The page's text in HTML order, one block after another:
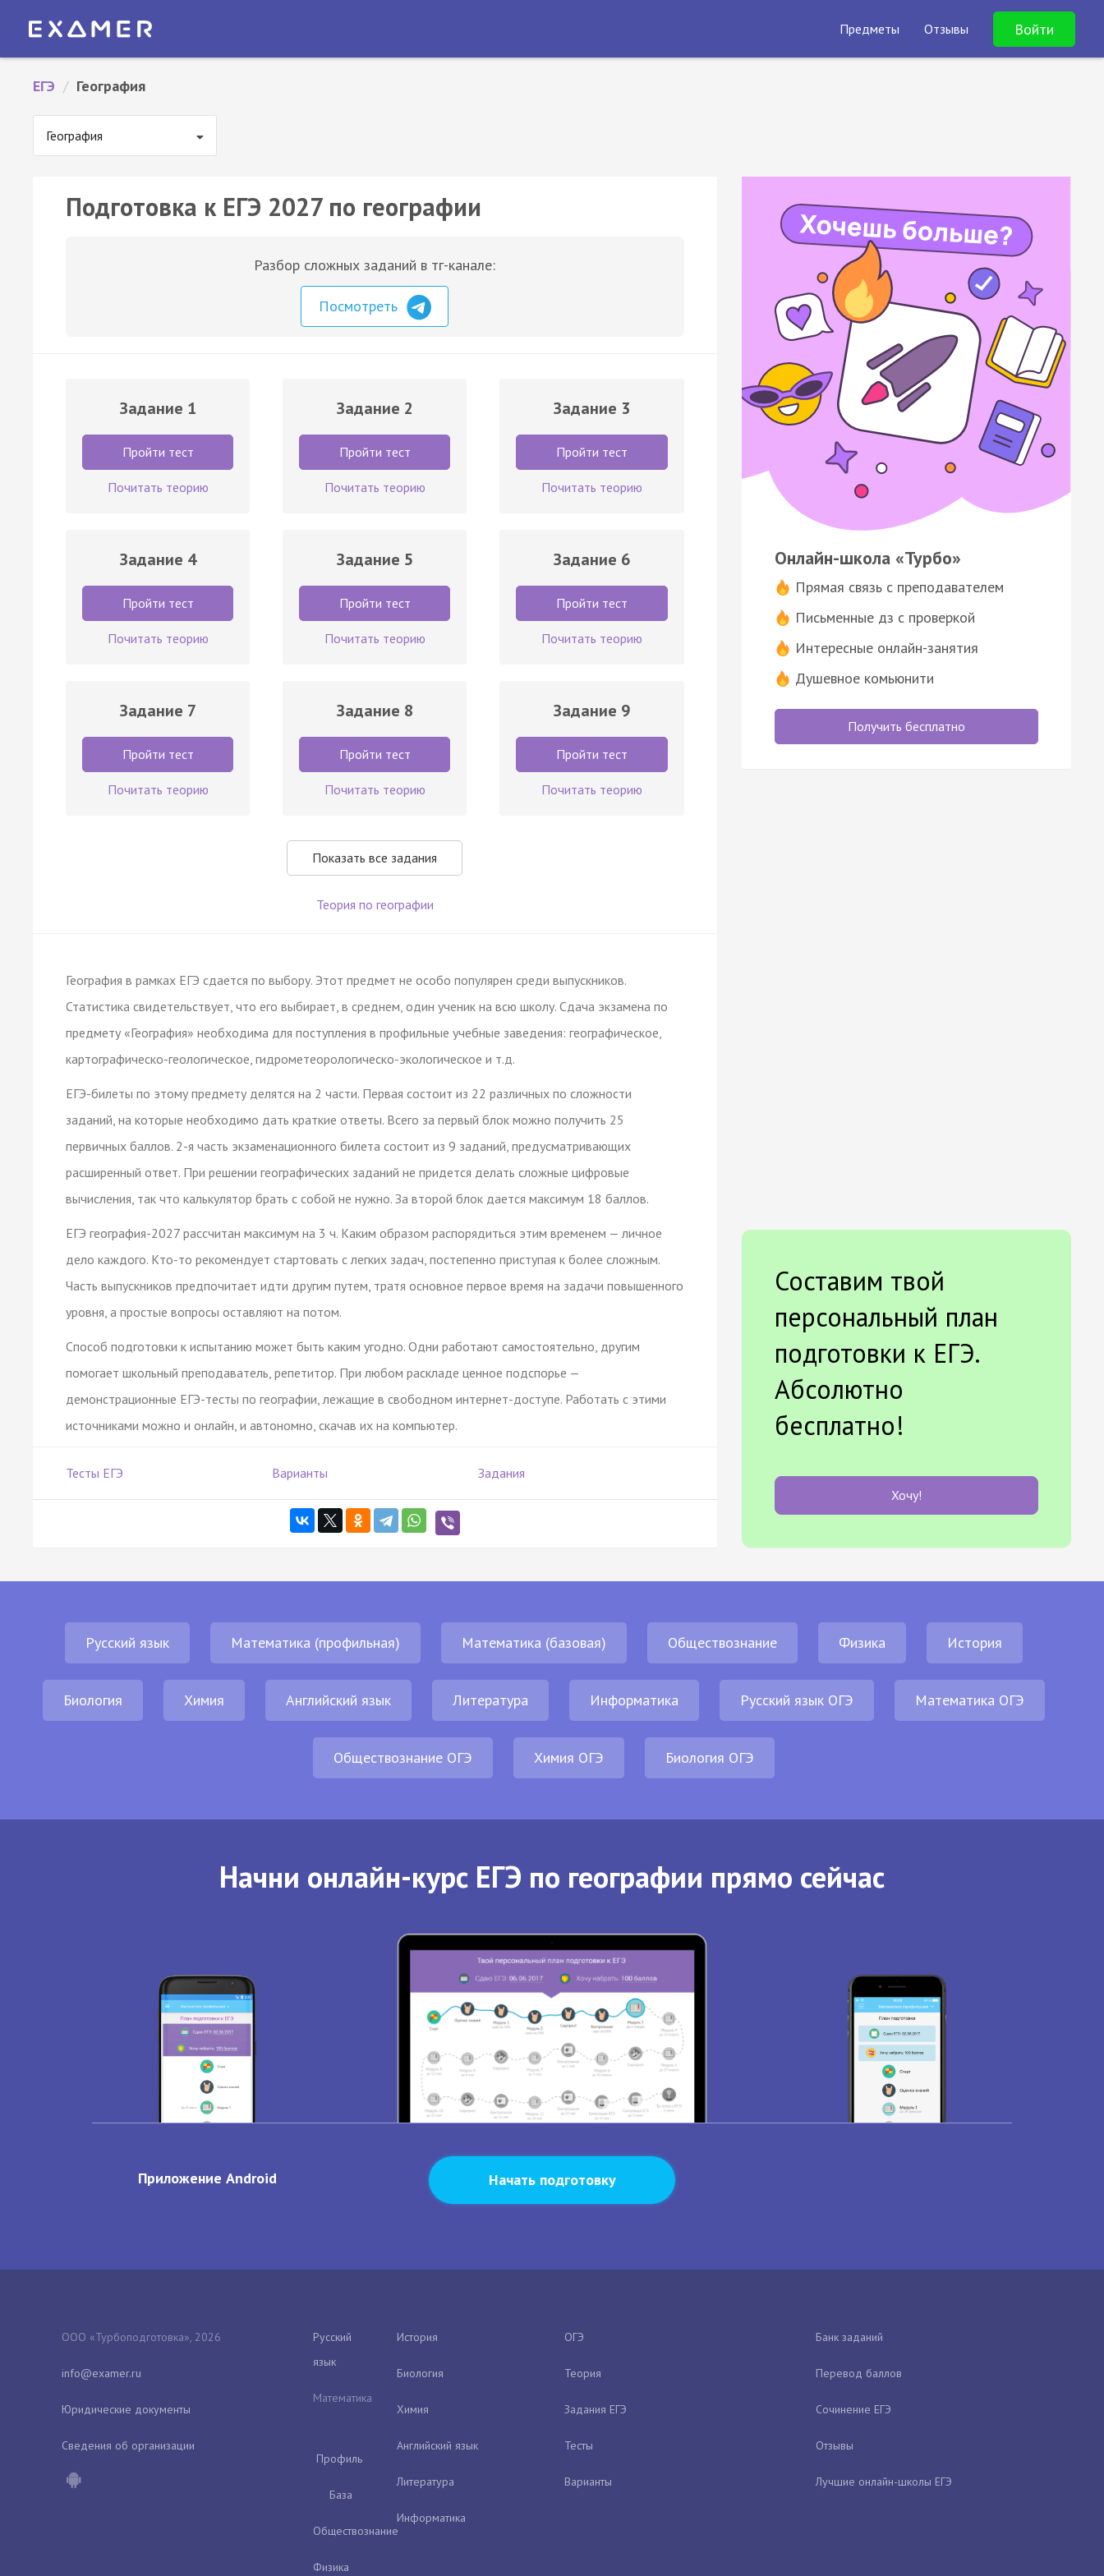
Предметы Отзывы Войти
ЕГЭ / География
География
Подготовка к ЕГЭ 2027 по географии
Разбор сложных заданий в тг-канале:
Посмотреть
Задание 1
Пройти тест
Почитать теорию
Задание 2
Пройти тест
Почитать теорию
Задание 3
Пройти тест
Почитать теорию
Задание 4
Пройти тест
Почитать теорию
Задание 5
Пройти тест
Почитать теорию
Задание 6
Пройти тест
Почитать теорию
Задание 7
Пройти тест
Почитать теорию
Задание 8
Пройти тест
Почитать теорию
Задание 9
Пройти тест
Почитать теорию
Показать все задания
Теория по географии
География в рамках ЕГЭ сдается по выбору. Этот предмет не особо популярен среди выпускников.
Статистика свидетельствует, что его выбирает, в среднем, один ученик на всю школу. Сдача экзамена по
предмету «География» необходима для поступления в профильные учебные заведения: географическое,
картографическо-геологическое, гидрометеорологическо-экологическое и т.д.
ЕГЭ-билеты по этому предмету делятся на 2 части. Первая состоит из 22 различных по сложности
заданий, на которые необходимо дать краткие ответы. Всего за первый блок можно получить 25
первичных баллов. 2-я часть экзаменационного билета состоит из 9 заданий, предусматривающих
расширенный ответ. При решении географических заданий не придется делать сложные цифровые
вычисления, так что калькулятор брать с собой не нужно. За второй блок дается максимум 18 баллов.
ЕГЭ география-2027 рассчитан максимум на 3 ч. Каким образом распорядиться этим временем — личное
дело каждого. Кто-то рекомендует стартовать с легких задач, постепенно приступая к более сложным.
Часть выпускников предпочитает идти другим путем, тратя основное первое время на задачи повышенного
уровня, а простые вопросы оставляют на потом.
Способ подготовки к испытанию может быть каким угодно. Одни работают самостоятельно, другим
помогает школьный преподаватель, репетитор. При любом раскладе ценное подспорье —
демонстрационные ЕГЭ-тесты по географии, лежащие в свободном интернет-доступе. Работать с этими
источниками можно и онлайн, и автономно, скачав их на компьютер.
Тесты ЕГЭ Варианты Задания
Онлайн-школа «Турбо»
Прямая связь с преподавателем
Письменные дз с проверкой
Интересные онлайн-занятия
Душевное комьюнити
Получить бесплатно
Составим твой
персональный план
подготовки к ЕГЭ.
Абсолютно
бесплатно!
Хочу!
Русский язык Математика (профильная) Математика (базовая) Обществознание Физика История
Биология Химия Английский язык Литература Информатика Русский язык ОГЭ Математика ОГЭ
Обществознание ОГЭ Химия ОГЭ Биология ОГЭ
Начни онлайн-курс ЕГЭ по географии прямо сейчас
Приложение Android Начать подготовку
ООО «Турбоподготовка», 2026
Юридические документы
Сведения об организации
Русский
язык
Математика
Профиль
База
Обществознание
Физика
История
Биология
Химия
Английский язык
Литература
Информатика
ОГЭ
Теория
Задания ЕГЭ
Тесты
Варианты
Банк заданий
Перевод баллов
Сочинение ЕГЭ
Отзывы
Лучшие онлайн-школы ЕГЭ